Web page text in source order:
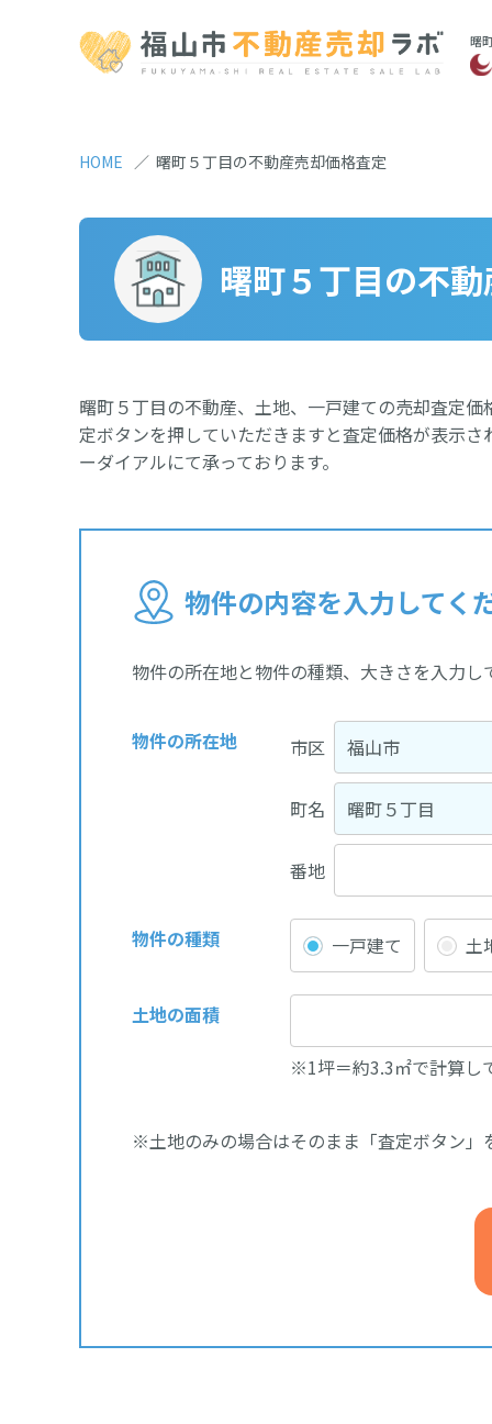
曙
HOME 曙町５丁目の不動産売却価格査定
曙町５丁目の不
曙町５丁目の不動産、土地、一戸建ての売却査定
定ボタンを押していただきますと査定価格が表示
ーダイアルにて承っております。
物件の内容を入力してく
物件の所在地と物件の種類、大きさを入力し
物件の所在地 市区
町名
番地
物件の種類 一戸建て 土
土地の面積
※1坪＝約3.3㎡で計算し
※土地のみの場合はそのまま「査定ボタン」